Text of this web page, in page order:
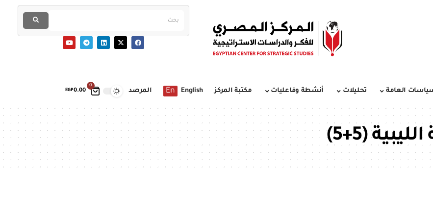
0
EGP0.00 العامة تحليلات أنشطة وفاعليات مكتبة المركز English
En المرصد
(5+5)